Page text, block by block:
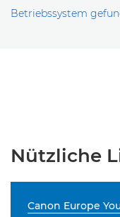
Betriebssystem
Nützliche
Canon Europe